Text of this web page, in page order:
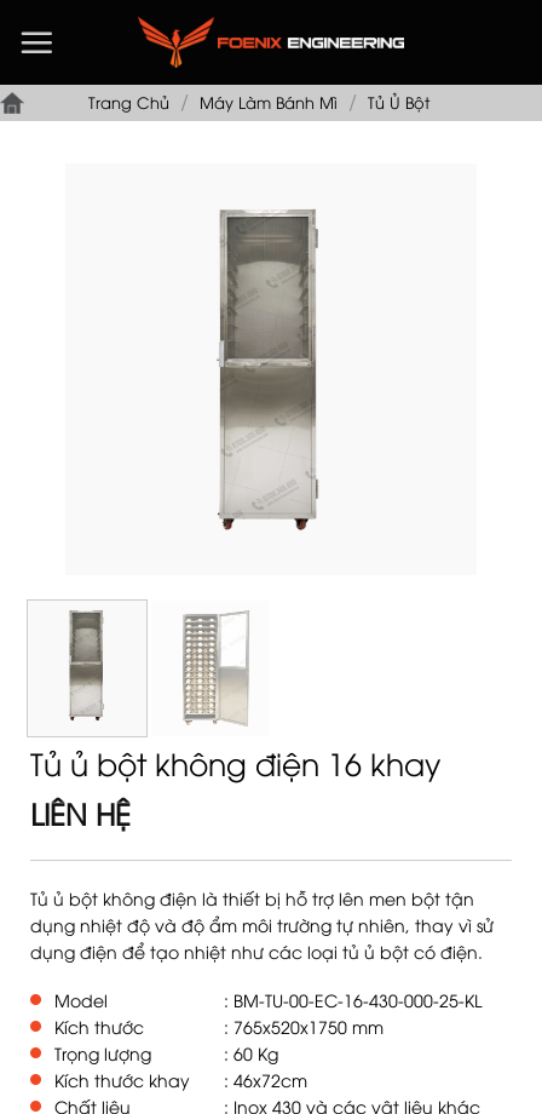
đến
dung
Trang Chủ / Máy Làm Bánh Mì / Tủ Ủ Bột
Tủ ủ bột không điện 16 khay
LIÊN HỆ
Tủ ủ bột không điện là thiết bị hỗ trợ lên men bột tận
dụng nhiệt độ và độ ẩm môi trường tự nhiên, thay vì sử
dụng điện để tạo nhiệt như các loại tủ ủ bột có điện.
Model
: BM-TU-00-EC-16-430-000-25-KL
Kích thước
: 765x520x1750 mm
Trọng lượng
: 60 Kg
Kích thước khay
: 46x72cm
Chất liệu
: Inox 430 và các vật liệu khác